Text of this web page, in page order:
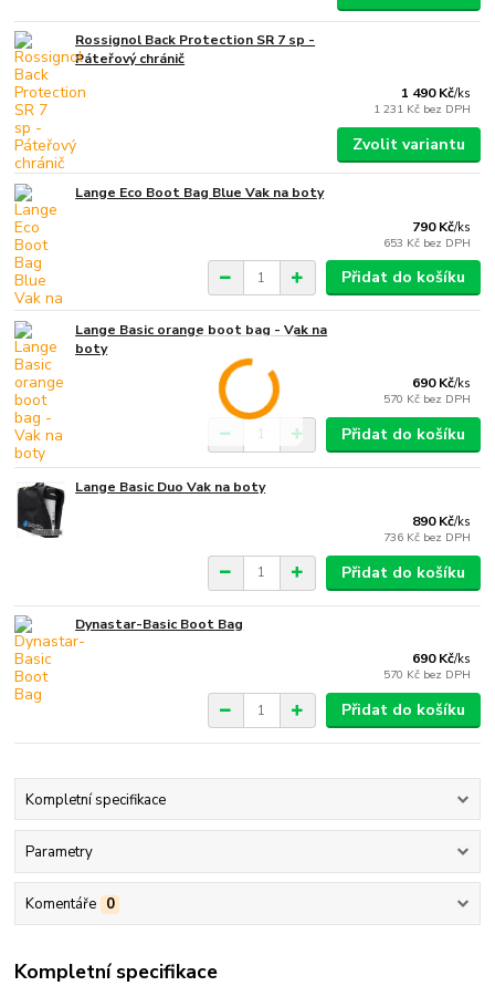
Rossignol Back Protection SR 7 sp -
Páteřový chránič
1 490 Kč/ks
1 231 Kč bez DPH
Zvolit variantu
Lange Eco Boot Bag Blue Vak na boty
790 Kč/ks
653 Kč bez DPH
Přidat do košíku
Lange Basic orange boot bag - Vak na
boty
690 Kč/ks
570 Kč bez DPH
Přidat do košíku
Lange Basic Duo Vak na boty
890 Kč/ks
736 Kč bez DPH
Přidat do košíku
Dynastar-Basic Boot Bag
690 Kč/ks
570 Kč bez DPH
Přidat do košíku
Kompletní specifikace
Parametry
Komentáře 0
Kompletní specifikace